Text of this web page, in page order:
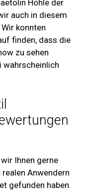
Höhle der
auch in diesem
konnten
finden, dass die
zu sehen
wahrscheinlich
Ihnen gerne
Anwendern
gefunden haben.